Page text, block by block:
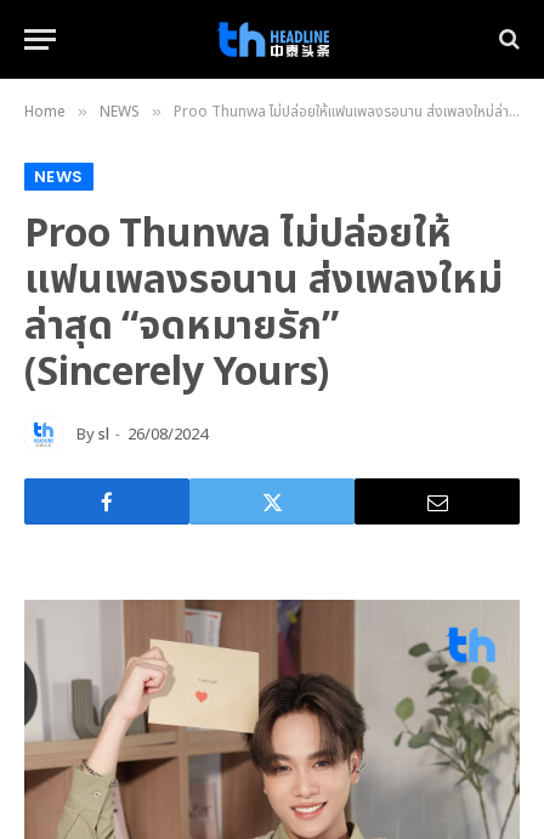
Home » NEWS » Proo Thunwa ไม่ปล่อยให้แฟนเพลงรอนาน ส่งเพลงใหม่ล่าสุด “จดหมายรัก” (Sincerely Yours)
NEWS
Proo Thunwa ไม่ปล่อยให้
แฟนเพลงรอนาน ส่งเพลงใหม่
ล่าสุด “จดหมายรัก”
(Sincerely Yours)
Bysl 26/08/2024